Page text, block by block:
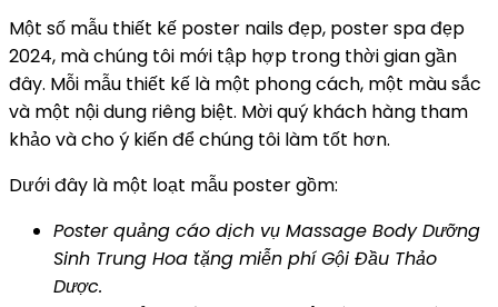
Một số mẫu thiết kế poster nails đẹp, poster spa đẹp
2024, mà chúng tôi mới tập hợp trong thời gian gần
đây. Mỗi mẫu thiết kế là một phong cách, một màu sắc
và một nội dung riêng biệt. Mời quý khách hàng tham
khảo và cho ý kiến để chúng tôi làm tốt hơn.
Dưới đây là một loạt mẫu poster gồm:
Poster quảng cáo dịch vụ Massage Body Dưỡng
Sinh Trung Hoa tặng miễn phí Gội Đầu Thảo
Dược.